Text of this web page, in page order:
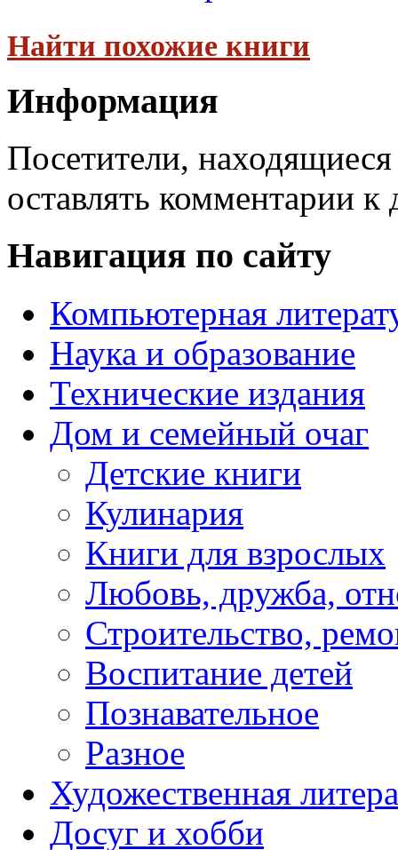
Найти похожие книги
Информация
Посетители,
оставлять комментарии к
Навигация по сайту
Компьютерная
Наука и образование
Технические издания
Дом и семейный очаг
Детские книги
Кулинария
Книги для взрослых
Любовь, дружба,
Строительство,
Воспитание детей
Познавательное
Разное
Художественная
Досуг и хобби